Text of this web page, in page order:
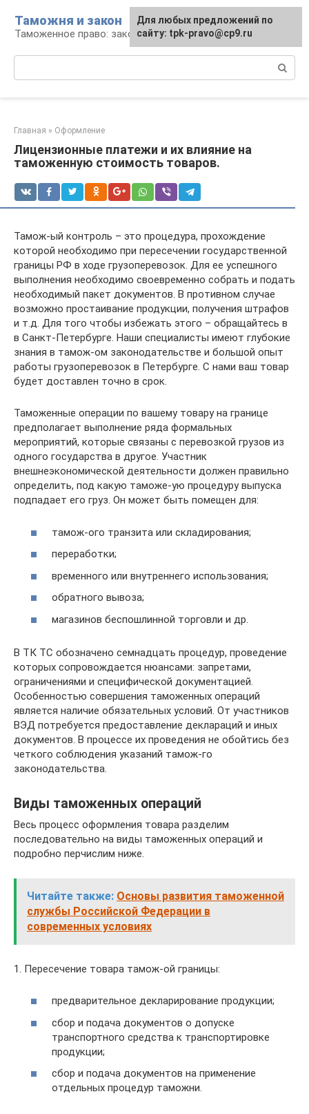
контенту
Таможня и закон
Таможенное право: законы и их применение
Главная » Оформление
Лицензионные платежи и их влияние на
таможенную стоимость товаров.
Тамож-ый контроль – это процедура, прохождение
которой необходимо при пересечении государственной
границы РФ в ходе грузоперевозок. Для ее успешного
выполнения необходимо своевременно собрать и подать
необходимый пакет документов. В противном случае
возможно простаивание продукции, получения штрафов
и т.д. Для того чтобы избежать этого – обращайтесь в
в Санкт-Петербурге. Наши специалисты имеют глубокие
знания в тамож-ом законодательстве и большой опыт
работы грузоперевозок в Петербурге. С нами ваш товар
будет доставлен точно в срок.
Таможенные операции по вашему товару на границе
предполагает выполнение ряда формальных
мероприятий, которые связаны с перевозкой грузов из
одного государства в другое. Участник
внешнеэкономической деятельности должен правильно
определить, под какую таможе-ую процедуру выпуска
подпадает его груз. Он может быть помещен для:
тамож-ого транзита или складирования;
переработки;
временного или внутреннего использования;
обратного вывоза;
магазинов беспошлинной торговли и др.
В ТК ТС обозначено семнадцать процедур, проведение
которых сопровождается нюансами: запретами,
ограничениями и специфической документацией.
Особенностью совершения таможенных операций
является наличие обязательных условий. От участников
ВЭД потребуется предоставление деклараций и иных
документов. В процессе их проведения не обойтись без
четкого соблюдения указаний тамож-го
законодательства.
Виды таможенных операций
Весь процесс оформления товара разделим
последовательно на виды таможенных операций и
подробно перчислим ниже.
Читайте также: Основы развития таможенной
службы Российской Федерации в
современных условиях
1. Пересечение товара тамож-ой границы:
предварительное декларирование продукции;
сбор и подача документов о допуске
транспортного средства к транспортировке
продукции;
сбор и подача документов на применение
отдельных процедур таможни.
Для любых предложений по
сайту: tpk-pravo@cp9.ru